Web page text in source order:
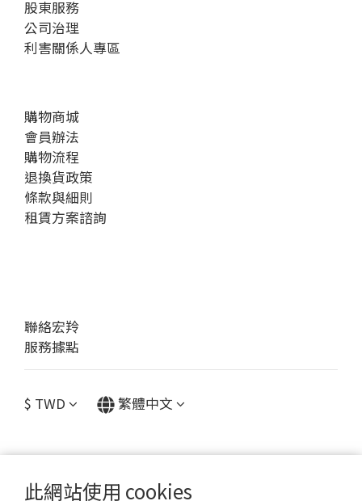
此網站使用 cookies
股東服務
公司治理
利害關係人專區
購物商城
會員辦法
購物流程
退換貨政策
條款與細則
租賃方案諮詢
聯絡宏羚
服務據點
$ TWD 繁體中文
提醒您，我們不會以電話或簡訊方式通知變更付款方式。